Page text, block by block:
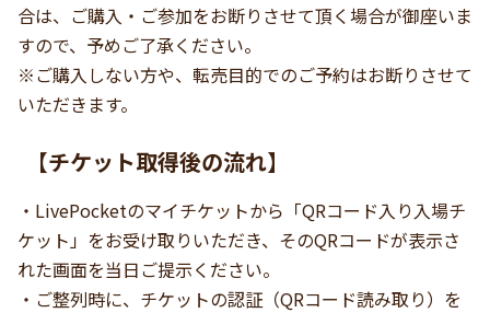
合は、ご購入・ご参加をお断りさせて頂く場合が御座いま
すので、予めご了承ください。
※ご購入しない方や、転売目的でのご予約はお断りさせて
いただきます。
【チケット取得後の流れ】
・LivePocketのマイチケットから「QRコード入り入場チ
ケット」をお受け取りいただき、そのQRコードが表示さ
れた画面を当日ご提示ください。
・ご整列時に、チケットの認証（QRコード読み取り）を